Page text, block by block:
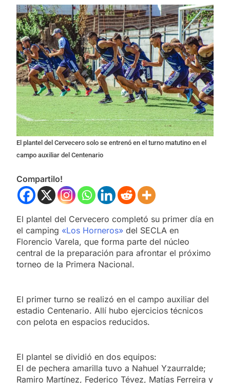
El plantel del Cervecero solo se entrenó en el turno matutino en el
campo auxiliar del Centenario
Compartilo!
El plantel del Cervecero completó su primer día en
el camping «Los Horneros» del SECLA en
Florencio Varela, que forma parte del núcleo
central de la preparación para afrontar el próximo
torneo de la Primera Nacional.
El primer turno se realizó en el campo auxiliar del
estadio Centenario. Allí hubo ejercicios técnicos
con pelota en espacios reducidos.
El plantel se dividió en dos equipos:
El de pechera amarilla tuvo a Nahuel Yzaurralde;
Ramiro Martínez, Federico Tévez, Matías Ferreira y